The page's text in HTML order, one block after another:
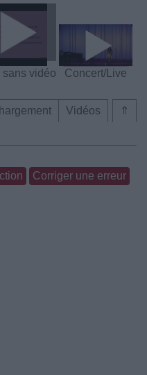
vidéo Concert/Live
⇑
Vidéos
Corriger une erreur